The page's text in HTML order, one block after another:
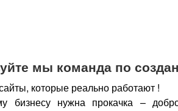
мы команда по
которые реально работают !
бизнесу нужна прокачка –